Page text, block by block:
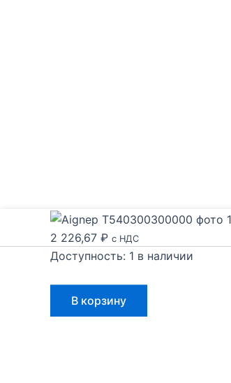
2 226,67 ₽ с НДС
Доступность: 1 в наличии
товара
Aignep
В корзину